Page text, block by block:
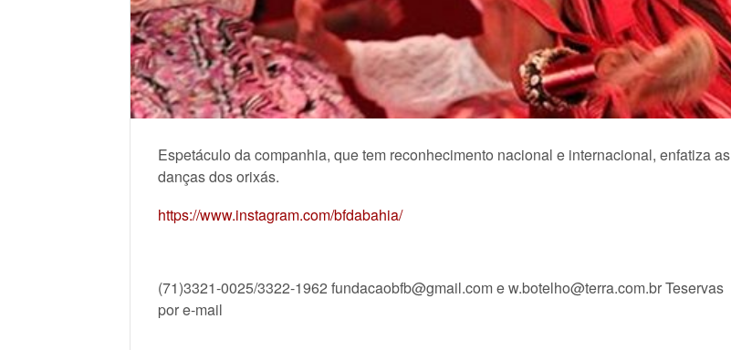
Espetáculo da companhia, que tem reconhecimento nacional e internacional, enfatiza as
danças dos orixás.
https://www.instagram.com/bfdabahia/
(71)3321-0025/3322-1962 fundacaobfb@gmail.com e w.botelho@terra.com.br Teservas
por e-mail